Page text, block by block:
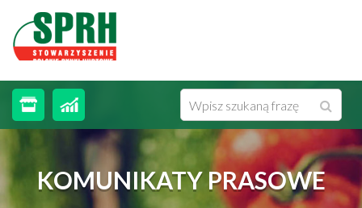
STRONA GŁÓWNA
O STOWARZYSZENIU
AKTUALNOŚCI
WYSZUKIWARKA
Wpisz
KOMUNIKATY PRASOWE